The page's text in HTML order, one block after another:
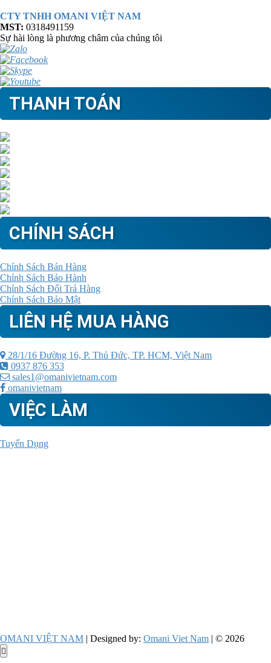
CTY TNHH OMANI VIỆT NAM
MST: 0318491159
Sự hài lòng là phương châm của chúng tôi
THANH TOÁN
CHÍNH SÁCH
Chính Sách Bán Hàng
Chính Sách Bảo Hành
Chính Sách Đổi Trả Hàng
Chính Sách Bảo Mật
LIÊN HỆ MUA HÀNG
28/1/16 Đường 16, P. Thủ Đức, TP. HCM, Việt Nam
0937 876 353
sales1@omanivietnam.com
omanivietnam
VIỆC LÀM
Tuyển Dụng
OMANI VIỆT NAM | Designed by: Omani Viet Nam | © 2026
Go
to